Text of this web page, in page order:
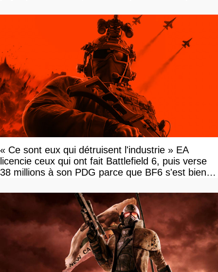
« Ce sont eux qui détruisent l'industrie » EA
licencie ceux qui ont fait Battlefield 6, puis verse
38 millions à son PDG parce que BF6 s'est bien